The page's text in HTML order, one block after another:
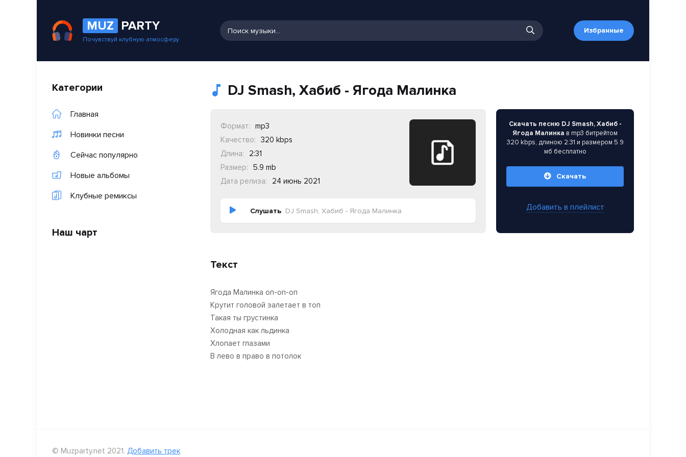
MUZ PARTY
Почувствуй клубную атмосферу
Избранные
Категории
Главная
Новинки песни
Сейчас популярно
Новые альбомы
Клубные ремиксы
Наш чарт
DJ Smash, Хабиб - Ягода Малинка
Формат:
mp3
Качество:
320 kbps
Длина:
2:31
Размер:
5.9 mb
Дата релиза:
24 июнь 2021
Слушать DJ Smash, Хабиб - Ягода Малинка
Скачать песню DJ Smash, Хабиб -
Ягода Малинка в mp3 битрейтом
320 kbps, длиною 2:31 и размером 5.9
мб бесплатно
Скачать
Добавить в плейлист
Текст
Ягода Малинка оп-оп-оп
Крутит головой залетает в топ
Такая ты грустинка
Холодная как льдинка
Хлопает глазами
В лево в право в потолок
© Muzparty.net 2021. Добавить трек